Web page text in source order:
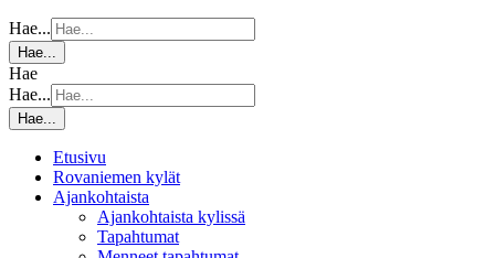
Hae...
Hae...
Hae
Hae...
Hae...
Etusivu
Rovaniemen kylät
Ajankohtaista
Ajankohtaista kylissä
Tapahtumat